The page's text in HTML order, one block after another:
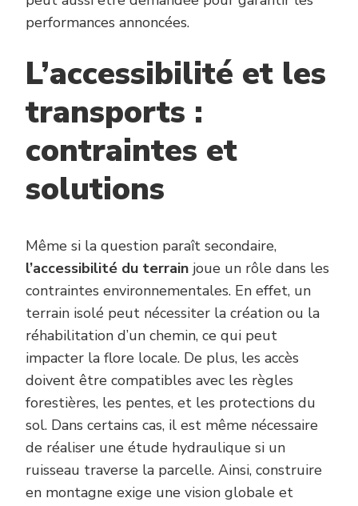
performances annoncées.
L’accessibilité et les
transports :
contraintes et
solutions
Même si la question paraît secondaire,
l’accessibilité du terrain joue un rôle dans les
contraintes environnementales. En effet, un
terrain isolé peut nécessiter la création ou la
réhabilitation d’un chemin, ce qui peut
impacter la flore locale. De plus, les accès
doivent être compatibles avec les règles
forestières, les pentes, et les protections du
sol. Dans certains cas, il est même nécessaire
de réaliser une étude hydraulique si un
ruisseau traverse la parcelle. Ainsi, construire
en montagne exige une vision globale et